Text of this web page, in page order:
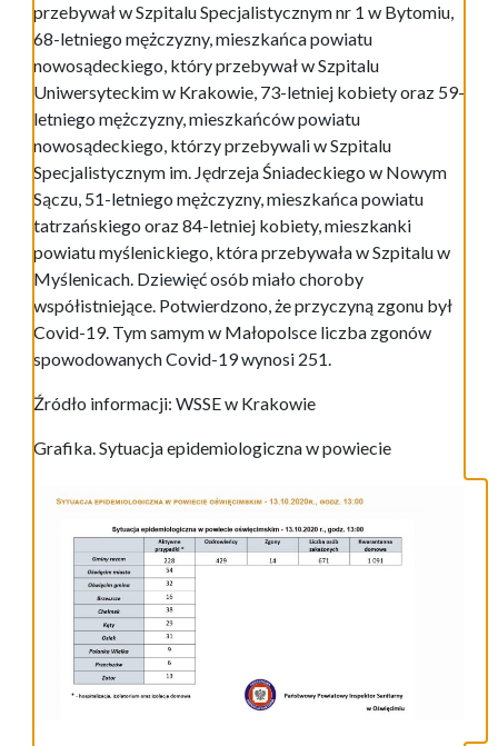
przebywał w Szpitalu Specjalistycznym nr 1 w Bytomiu,
68-letniego mężczyzny, mieszkańca powiatu
nowosądeckiego, który przebywał w Szpitalu
Uniwersyteckim w Krakowie, 73-letniej kobiety oraz 59-
letniego mężczyzny, mieszkańców powiatu
nowosądeckiego, którzy przebywali w Szpitalu
Specjalistycznym im. Jędrzeja Śniadeckiego w Nowym
Sączu, 51-letniego mężczyzny, mieszkańca powiatu
tatrzańskiego oraz 84-letniej kobiety, mieszkanki
powiatu myślenickiego, która przebywała w Szpitalu w
Myślenicach. Dziewięć osób miało choroby
współistniejące. Potwierdzono, że przyczyną zgonu był
Covid-19. Tym samym w Małopolsce liczba zgonów
spowodowanych Covid-19 wynosi 251.
Źródło informacji: WSSE w Krakowie
Grafika. Sytuacja epidemiologiczna w powiecie